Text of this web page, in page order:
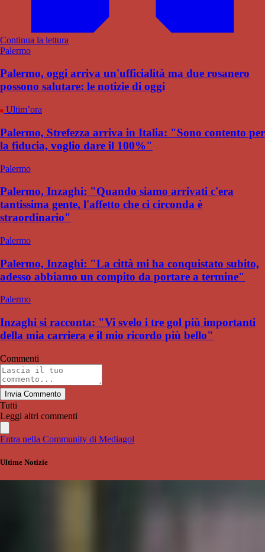
Continua la lettura
Palermo
Palermo, oggi arriva un'ufficialità ma due rosanero
possono salutare: le notizie di oggi
Ultim’ora
Palermo, Strefezza arriva in Italia: "Sono contento per
la fiducia, voglio dare il 100%"
Palermo
Palermo, Inzaghi: "Quando siamo arrivati c'era
tantissima gente, l'affetto che ci circonda è
straordinario"
Palermo
Palermo, Inzaghi: "La città mi ha conquistato subito,
adesso abbiamo un compito da portare a termine"
Palermo
Inzaghi si racconta: "Vi svelo i tre gol più importanti
della mia carriera e il mio ricordo più bello"
Commenti
Invia Commento
Tutti
Leggi altri commenti
Entra nella Community di Mediagol
Ultime Notizie